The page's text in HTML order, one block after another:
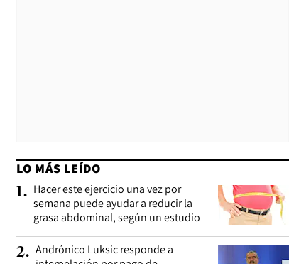
LO MÁS LEÍDO
1. Hacer este ejercicio una vez por
semana puede ayudar a reducir la
grasa abdominal, según un estudio
2. Andrónico Luksic responde a